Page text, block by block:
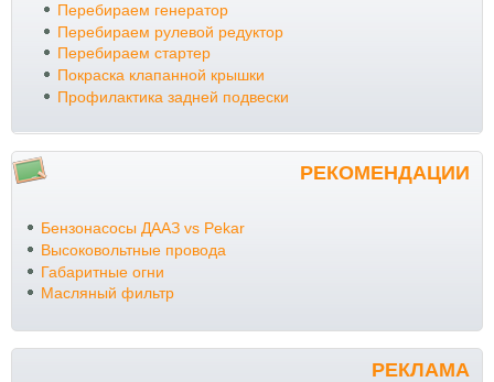
Перебираем генератор
Перебираем рулевой редуктор
Перебираем стартер
Покраска клапанной крышки
Профилактика задней подвески
РЕКОМЕНДАЦИИ
Бензонасосы ДААЗ vs Pekar
Высоковольтные провода
Габаритные огни
Масляный фильтр
РЕКЛАМА